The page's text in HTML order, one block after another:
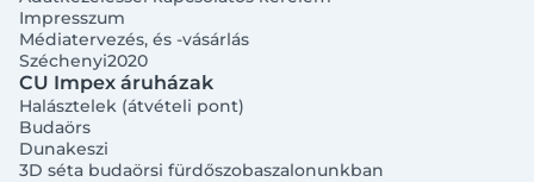
Impresszum
Médiatervezés, és -vásárlás
Széchenyi2020
CU Impex áruházak
Halásztelek (átvételi pont)
Budaörs
Dunakeszi
3D séta budaörsi fürdőszobaszalonunkban